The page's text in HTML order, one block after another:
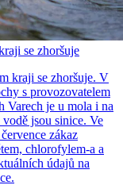
se zhoršuje
kraji se zhoršuje. V
s provozovatelem
Varech je u mola i na
jsou sinice. Ve
zákaz
chlorofylem-a a
údajů na